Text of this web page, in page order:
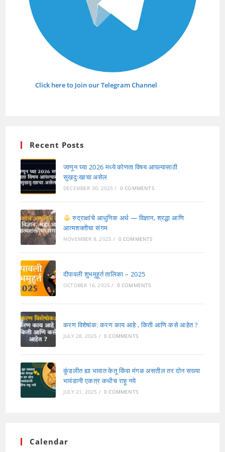
Click here to Join our Telegram Channel
Recent Posts
जाणून घ्या 2026 मध्ये कोणता विषय आपल्यासाठी
सुखदुःखाचा असेल
DECEMBER 30, 2025 / 0 COMMENTS
रुद्राक्षांचे आधुनिक अर्थ — विज्ञान, श्रद्धा आणि
आत्मशक्तीचा संगम
NOVEMBER 8, 2025 / 0 COMMENTS
दीपावली शुभमुहूर्त तालिका – 2025
OCTOBER 16, 2025 / 0 COMMENTS
करण विशेषांक: करण काय आहे , किती आणि कसे आहेत ?
JULY 28, 2025 / 0 COMMENTS
कुंडलीत ह्या भावात केतू किंवा मंगळ असतील तर दोन सख्या
भावंडानी एकत्र कधीच राहू नये
JULY 21, 2025 / 0 COMMENTS
Calendar